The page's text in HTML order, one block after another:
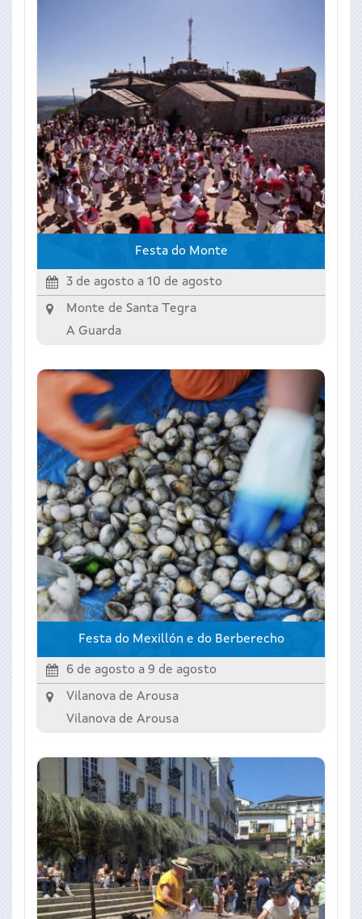
Festa do Monte
3 de agosto a 10 de agosto
Monte de Santa Tegra
A Guarda
Festa do Mexillón e do Berberecho
6 de agosto a 9 de agosto
Vilanova de Arousa
Vilanova de Arousa